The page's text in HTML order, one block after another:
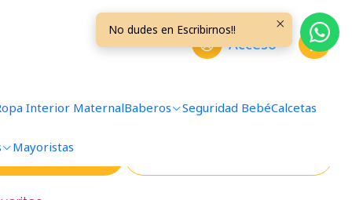
Acceso
Interior MaternalBaberos Seguridad BebéCalcetas
Mayoristas
al Carro
No dudes en Escribirnos!!